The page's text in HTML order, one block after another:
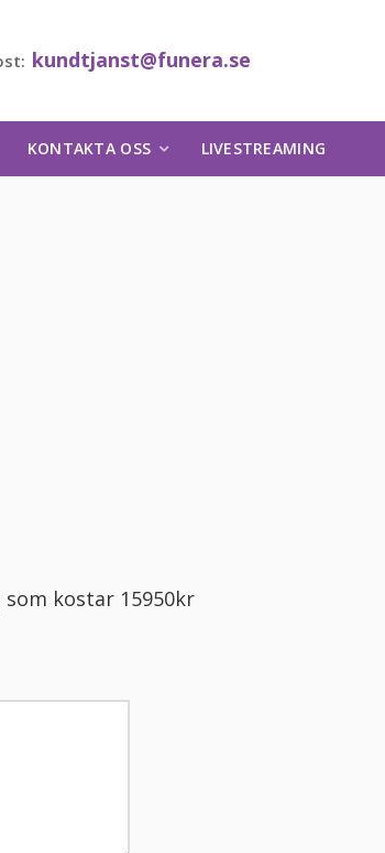
kundtjanst@funera.se
KONTAKTA OSS LIVESTREAMING
kostar 15950kr